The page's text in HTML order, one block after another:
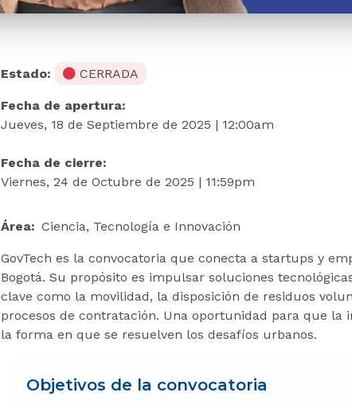
Estado: CERRADA
Fecha de apertura:
Jueves, 18 de Septiembre de 2025 | 12:00am
Fecha de cierre:
Viernes, 24 de Octubre de 2025 | 11:59pm
Área Ciencia, Tecnología e Innovación
GovTech es la convocatoria que conecta a startups y
Bogotá. Su propósito es impulsar soluciones
clave como la movilidad, la disposición de residuos
procesos de contratación. Una oportunidad para que
la forma en que se resuelven los desafíos urbanos.
Objetivos de la convocatoria